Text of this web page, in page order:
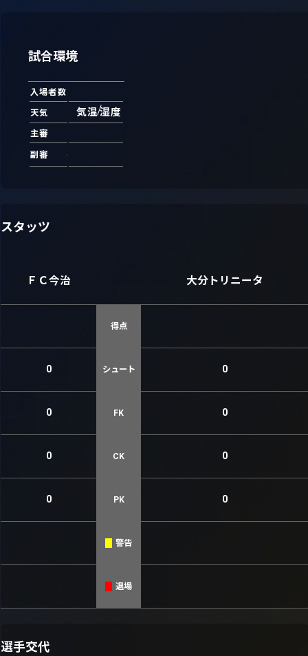
試合環境
入場者数
天気 気温湿度
主審
副審
スタッツ
ＦＣ今治 大分トリニータ
得点
0 シュート 0
0 FK 0
0 CK 0
0 PK 0
警告
退場
選手交代